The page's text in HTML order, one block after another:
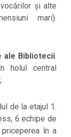
și alte
mari).
ale Bibliotecii.
holul central
de la etajul 1.
6 echipe de
în a